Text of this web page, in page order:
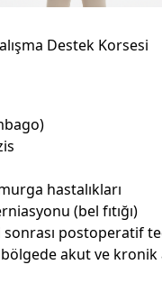
Destek Korsesi
hastalıkları
(bel fıtığı)
postoperatif
akut ve kronik